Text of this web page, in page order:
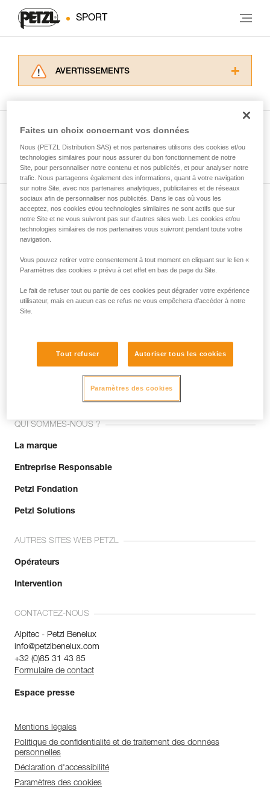
SPORT
AVERTISSEMENTS
informations de la notice technique pour
d’informations.
Maîtriser ces techniques nécessite une
formation et un entraînement spécifique. Validez
avec un professionnel votre capacité à refaire
la manipulation, seul, en toute sécurité, avant
de la reproduire en autonomie.
Nous donnons des exemples de techniques
Voir tous les conseils
Abonnez-vous à la newsletter
et restez connecté à notre actualité
Email *
Rejoignez la communauté !
QUI SOMMES-NOUS ?
La marque
Entreprise Responsable
Petzl Fondation
Petzl Solutions
AUTRES SITES WEB PETZL
Opérateurs
Intervention
CONTACTEZ-NOUS
Alpitec - Petzl Benelux
info@petzlbenelux.com
+32 (0)85 31 43 85
Formulaire de contact
Espace presse
Mentions légales
Politique de confidentialité et de traitement des données
personnelles
Déclaration d'accessibilité
Paramètres des cookies
Faites un choix concernant vos données
Nous (PETZL Distribution SAS) et nos partenaires utilisons des cookies et/ou
technologies similaires pour nous assurer du bon fonctionnement de notre
Site, pour personnaliser notre contenu et nos publicités, et pour analyser notre
trafic. Nous partageons également des informations, quant à votre navigation
sur notre Site, avec nos partenaires analytiques, publicitaires et de réseaux
sociaux afin de personnaliser nos publicités. Dans le cas où vous les
acceptez, nos cookies et/ou technologies similaires ne sont actifs que sur
notre Site et ne vous suivront pas sur d’autres sites web. Les cookies et/ou
technologies similaires de nos partenaires vous suivront pendant toute votre
navigation.
Vous pouvez retirer votre consentement à tout moment en cliquant sur le lien «
Paramètres des cookies » prévu à cet effet en bas de page du Site.
Le fait de refuser tout ou partie de ces cookies peut dégrader votre expérience
utilisateur, mais en aucun cas ce refus ne vous empêchera d’accéder à notre
Site.
Tout refuser Autoriser tous les cookies
Paramètres des cookies